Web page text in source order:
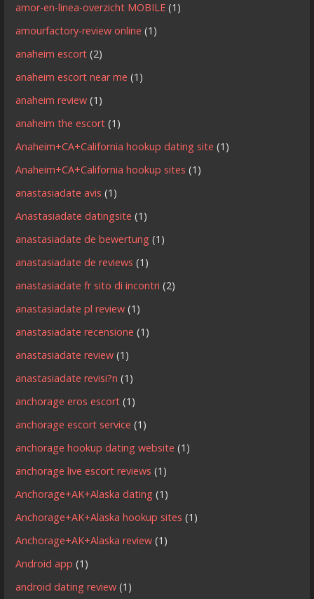
amor-en-linea-overzicht MOBILE (1)
amourfactory-review online (1)
anaheim escort (2)
anaheim escort near me (1)
anaheim review (1)
anaheim the escort (1)
Anaheim+CA+California hookup dating site (1)
Anaheim+CA+California hookup sites (1)
anastasiadate avis (1)
Anastasiadate datingsite (1)
anastasiadate de bewertung (1)
anastasiadate de reviews (1)
anastasiadate fr sito di incontri (2)
anastasiadate pl review (1)
anastasiadate recensione (1)
anastasiadate review (1)
anastasiadate revisi?n (1)
anchorage eros escort (1)
anchorage escort service (1)
anchorage hookup dating website (1)
anchorage live escort reviews (1)
Anchorage+AK+Alaska dating (1)
Anchorage+AK+Alaska hookup sites (1)
Anchorage+AK+Alaska review (1)
Android app (1)
android dating review (1)